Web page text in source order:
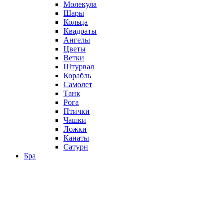
Молекула
Шары
Кольца
Квадраты
Ангелы
Цветы
Ветки
Штурвал
Корабль
Самолет
Танк
Рога
Птички
Чашки
Ложки
Канаты
Сатурн
Бра